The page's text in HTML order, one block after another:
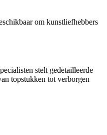
om kunstliefhebbers
stelt gedetailleerde
topstukken tot verborgen